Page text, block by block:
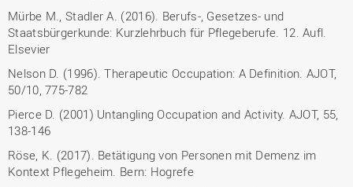
Mürbe M., Stadler A. (2016). Berufs-, Gesetzes- und
Staatsbürgerkunde: Kurzlehrbuch für Pflegeberufe. 12. Aufl.
Elsevier
Nelson D. (1996). Therapeutic Occupation: A Definition. AJOT,
50/10, 775-782
Pierce D. (2001) Untangling Occupation and Activity. AJOT, 55,
138-146
Röse, K. (2017). Betätigung von Personen mit Demenz im
Kontext Pflegeheim. Bern: Hogrefe